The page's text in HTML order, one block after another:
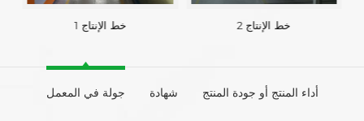
خط الإنتاج 1 خط الإنتاج 2
جولة في المعمل شهادة أداء المنتج أو جودة المنتج